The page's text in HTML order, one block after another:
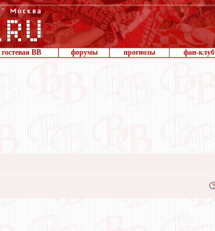
гостевая ВВ форумы прогнозы фан-клуб